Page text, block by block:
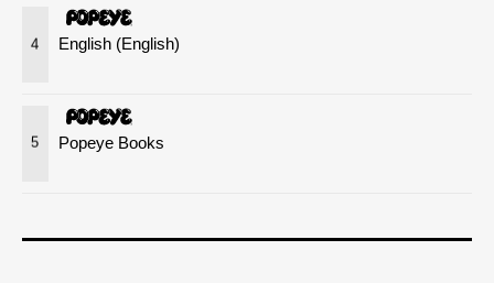
4 English (English)
5 Popeye Books